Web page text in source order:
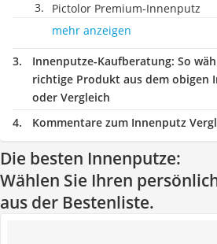
Pictolor Premium-Innenputz
mehr anzeigen
Innenputze-Kaufberatung: So
richtige Produkt aus dem obigen
oder Vergleich
Kommentare zum Innenputz
Die besten Innenputze:
Wählen Sie Ihren
aus der Bestenliste.